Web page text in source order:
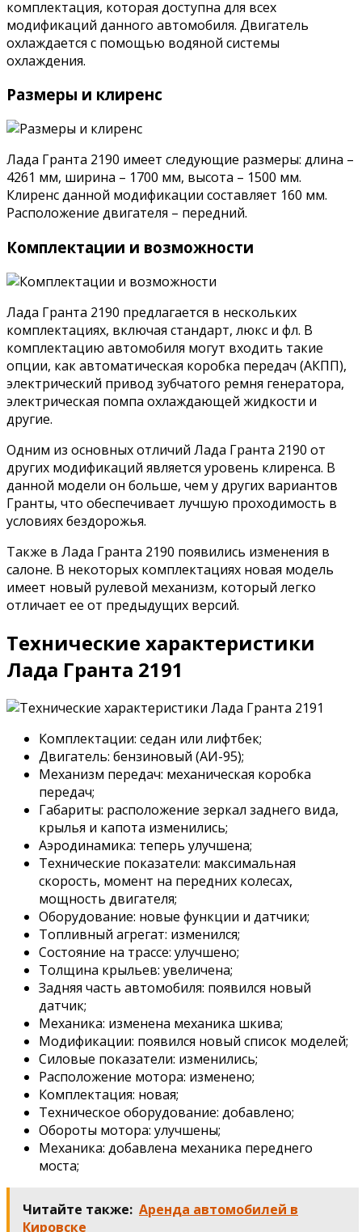
комплектация, которая доступна для всех
модификаций данного автомобиля. Двигатель
охлаждается с помощью водяной системы
охлаждения.
Размеры и клиренс
Лада Гранта 2190 имеет следующие размеры: длина –
4261 мм, ширина – 1700 мм, высота – 1500 мм.
Клиренс данной модификации составляет 160 мм.
Расположение двигателя – передний.
Комплектации и возможности
Лада Гранта 2190 предлагается в нескольких
комплектациях, включая стандарт, люкс и фл. В
комплектацию автомобиля могут входить такие
опции, как автоматическая коробка передач (АКПП),
электрический привод зубчатого ремня генератора,
электрическая помпа охлаждающей жидкости и
другие.
Одним из основных отличий Лада Гранта 2190 от
других модификаций является уровень клиренса. В
данной модели он больше, чем у других вариантов
Гранты, что обеспечивает лучшую проходимость в
условиях бездорожья.
Также в Лада Гранта 2190 появились изменения в
салоне. В некоторых комплектациях новая модель
имеет новый рулевой механизм, который легко
отличает ее от предыдущих версий.
Технические характеристики
Лада Гранта 2191
Комплектации: седан или лифтбек;
Двигатель: бензиновый (АИ-95);
Механизм передач: механическая коробка
передач;
Габариты: расположение зеркал заднего вида,
крылья и капота изменились;
Аэродинамика: теперь улучшена;
Технические показатели: максимальная
скорость, момент на передних колесах,
мощность двигателя;
Оборудование: новые функции и датчики;
Топливный агрегат: изменился;
Состояние на трассе: улучшено;
Толщина крыльев: увеличена;
Задняя часть автомобиля: появился новый
датчик;
Механика: изменена механика шкива;
Модификации: появился новый список моделей;
Силовые показатели: изменились;
Расположение мотора: изменено;
Комплектация: новая;
Техническое оборудование: добавлено;
Обороты мотора: улучшены;
Механика: добавлена механика переднего
моста;
Читайте также: Аренда автомобилей в
Кировске